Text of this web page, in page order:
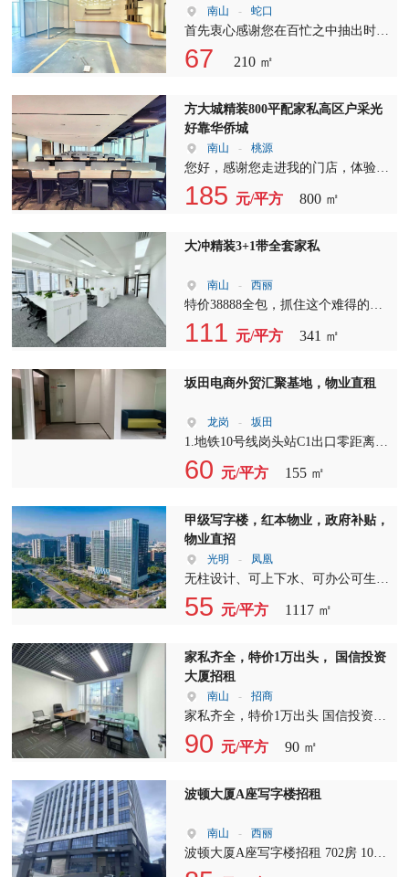
求。2+1格局的设计，既保证了空间
的宽敞，又兼顾了功能分区，让您的
办公环境更加舒适。 选择我们的写
字楼招租，您将享受到以下优势：
地铁站点近在咫尺，让您轻松出行。
配套齐全：周边餐饮、购物、娱乐设
施一应俱全，满足您的生活和工作需
求。 安全可靠：24小时安保巡逻，
完善：现代化的办公设施，包括高速
高效。 办公室出租，我们提供多种
室，满足不同规模企业的需求。我们
还提供灵活的租赁方式，可根据您的
实际需求调整租赁期限。 写字楼出
租，我们致力于打造一个充满活力的
业的企业家交流合作，共同成长。写
字楼招租，我们期待您的加入，共同
解更多写字楼出租详情。我们的专业
团队将为您提供一对一的咨询服务，
帮助您找到最合适的办公空间。办公
的企业在这里焕发新的活力！办公室
出租，我们用心服务，只为给您带来
最佳的办公体验。
南山 - 蛇口
首先衷心感谢您在百忙之中抽出时间
浏览我的房源页面。在这里，我诚挚
地希望我的专业服务能够帮助您找到
生根发芽，一路生意兴隆。 自踏入
深圳租售服务行业以来，我一直秉持
着真诚和专业的态度。我所提供的图
片和视频，都是我本人及团队亲自实
地拍摄，力求为每一位客户呈现最真
实、最直观的房源信息。 由于房源
山一角。如果您对眼前的这套房源感
还有更适合的，也请直接联系我。您
的需求就是我服务的方向，我会竭尽
司拥有全面的房源资源，无论您是寻
楼，我们都能满足您的需求，不受区
域和面积限制。 在此，我要向您表
达最诚挚的感谢，并期待您的支持与
信任。我也希望能与您建立长久的友
谊，共同见证彼此的成长。 以下是
关于海翔广场的详细信息： 1. 面
3. 格局：4室1厅 【温馨提醒】 除了
海翔广场，我们还拥有100平方米至
2000平方米不等的不同户型写字楼出
租、写字楼招租、办公室出租资源。
点击我的头像，您可以浏览更多房
源，找到最适合您的办公空间。 为
税、搬家、装修、室内绿化、办公室
清洁等。为了避免您看房辛苦，节约
您宝贵时间，请您提前电话沟通，我
们将及时匹配并预约适合您的房源。
祝您工作顺利，财源广进！期待与您
67 210 ㎡
方大城精装800平配家私高区户采光
好靠华侨城
南山 - 桃源
您好，感谢您走进我的门店，体验我
们专业的服务。自2014年加入深圳租
赁行业以来，我一直秉持着对工作的
满意的办公场地。 在众多项目中，
楼。该项目位于深圳核心区域，拥有
800平米的宽敞空间，租金仅为69元/
平/月，性价比极高。 关于费用，物
业管理费为16元/㎡月，空调计电
园区共有450个停车位，停车费为300
元，满足您的停车需求。 如果您需
要配备家私，我们也可以提供全套家
时间都非常灵活，随时看房，随时入
城，我们还拥有大量的在租面积，包
括-3000平米及独栋写字楼，满足不
同企业的需求。 作为专业的写字楼
出租顾问，我拥有足够的专业能力，
能够快速根据客户的要求，匹配出最
合适的房源。我们的服务团队专注于
园大冲片区的写字楼出租业务。 我
们提供全程陪同服务，从看房到签订
合同，都有专属顾问为您提供1对1的
专业化服务。我们承诺不收取任何费
用，欢迎您的监督。 在您签约后，
我们还将全程协助后续事项，包括备
于企业的运营和发展。 选择我们，
无论是写字楼出租、写字楼招租还是
办公室出租，我们都将竭诚为您服
185 元/平方 800 ㎡
大冲精装3+1带全套家私
南山 - 西丽
特价38888全包，抓住这个难得的机
会，将您的企业落户于我们精心打造
的写字楼空间。这里，我们提供341
的高品质需求。 我们的写字楼位于
作中也能享受到自然光的温暖。这里
不仅是一个办公场所，更是一个提升
企业形象的重要平台。 写字楼出
租，我们提供3+1的灵活布局，满足
是大型企业，都能在这里找到合适的
办公空间。 写字楼招租，我们承
诺，带全套办公家私，让您无需额外
投资，即可立即投入使用。从办公桌
俱全。 办公室出租，我们的服务团
导，确保您的办公环境舒适、高效。
在这里，您将享受到一站式服务，让
您的企业运营更加顺畅。 选择我
们，您将获得： 宽敞的办公空间，
满足您的成长需求 东北向采光，提
升工作效率 全套办公家私，节省您
心支持 写字楼出租、写字楼招租、
办公室出租，我们致力于为每一位客
我们，以特价38888全包的价格，开
启您的事业新篇章。
111 元/平方 341 ㎡
坂田电商外贸汇聚基地，物业直租
龙岗 - 坂田
1.地铁10号线岗头站C1出口零距离，
楼下公交站:坂田交警中队，交通便
利。 2.距离沈海高速G15清湖入口
角环线G4华为入口2km；1.5km直入
梅观快速道。 3.周边配置完善，商业
配套齐全。与华为，天安云谷，佳兆
业，富士康，宝能等知名企业构成
5km～10分钟经济圈，餐饮，住宿，
娱乐，休闲一应俱全。 4.红本物业，
5.办公空间全部精装修，家私空调齐
全，隔间，会议室，茶水间，接待
区，休息区，前台服务，打印等应有
尽有，直接拎包办公，省钱省力省
元/平米直租！！ 如华为为邻，天安
生活愉快！！
60 元/平方 155 ㎡
甲级写字楼，红本物业，政府补贴，
物业直招
光明 - 凤凰
无柱设计、可上下水、可办公可生
产、楼上工业最佳选择、可申请多项
政策补贴 房号：1605单元 三面采光
税/月 空调：24小时记电费 朝向：东
南 备注：整栋室内无柱设计、消防
合格，可上下水排烟排污、红本可备
案、可协助申请多项补贴、可办公及
生产 光明新区，制造业，智能科技
也汇聚地，区域内高薪科技行业，智
密关注和大力支持，潜力极大！ 光
薪科技办公汇聚区，车位充足，花园
式办公环境，坐享光明科技，制造业
55 元/平方 1117 ㎡
家私齐全，特价1万出头， 国信投资
大厦招租
南山 - 招商
家私齐全，特价1万出头 国信投资大
厦1307 面积:90㎡，70%使用率 格
局:2+1，卡位6-8卡位
90 元/平方 90 ㎡
波顿大厦A座写字楼招租
南山 - 西丽
波顿大厦A座写字楼招租 702房 103
平 1+1 朝北 703房 142平 2+1 北 705